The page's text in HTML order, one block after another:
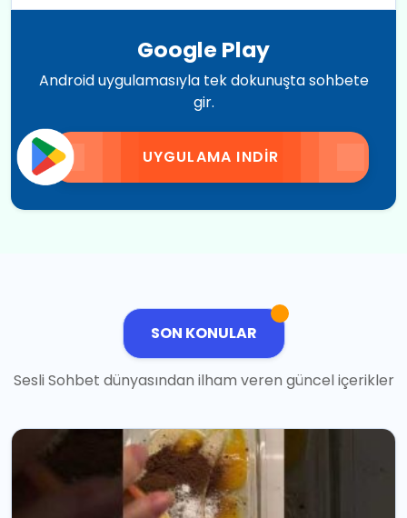
Google Play
Android uygulamasıyla tek dokunuşta sohbete
gir.
UYGULAMA INDIR
SON KONULAR
Sesli Sohbet dünyasından ilham veren güncel içerikler